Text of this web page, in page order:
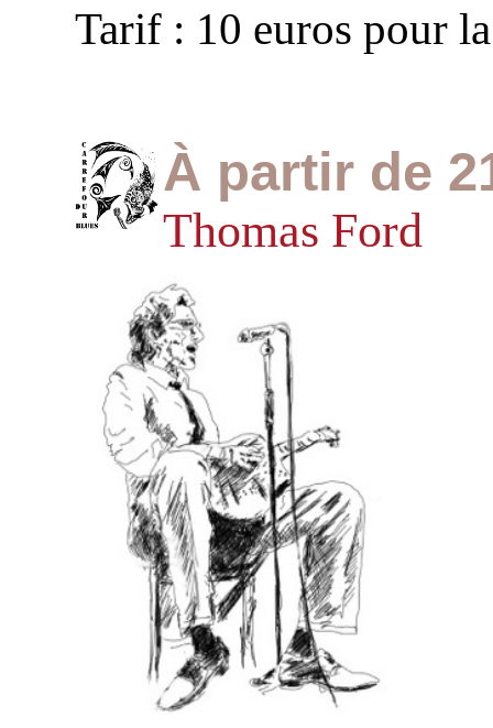
Tarif : 10 euros pour
À partir de
Thomas Ford